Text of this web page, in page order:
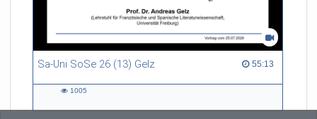
Sa-Uni SoSe 26 (13) Gelz 55:13
55:13 duration
1005